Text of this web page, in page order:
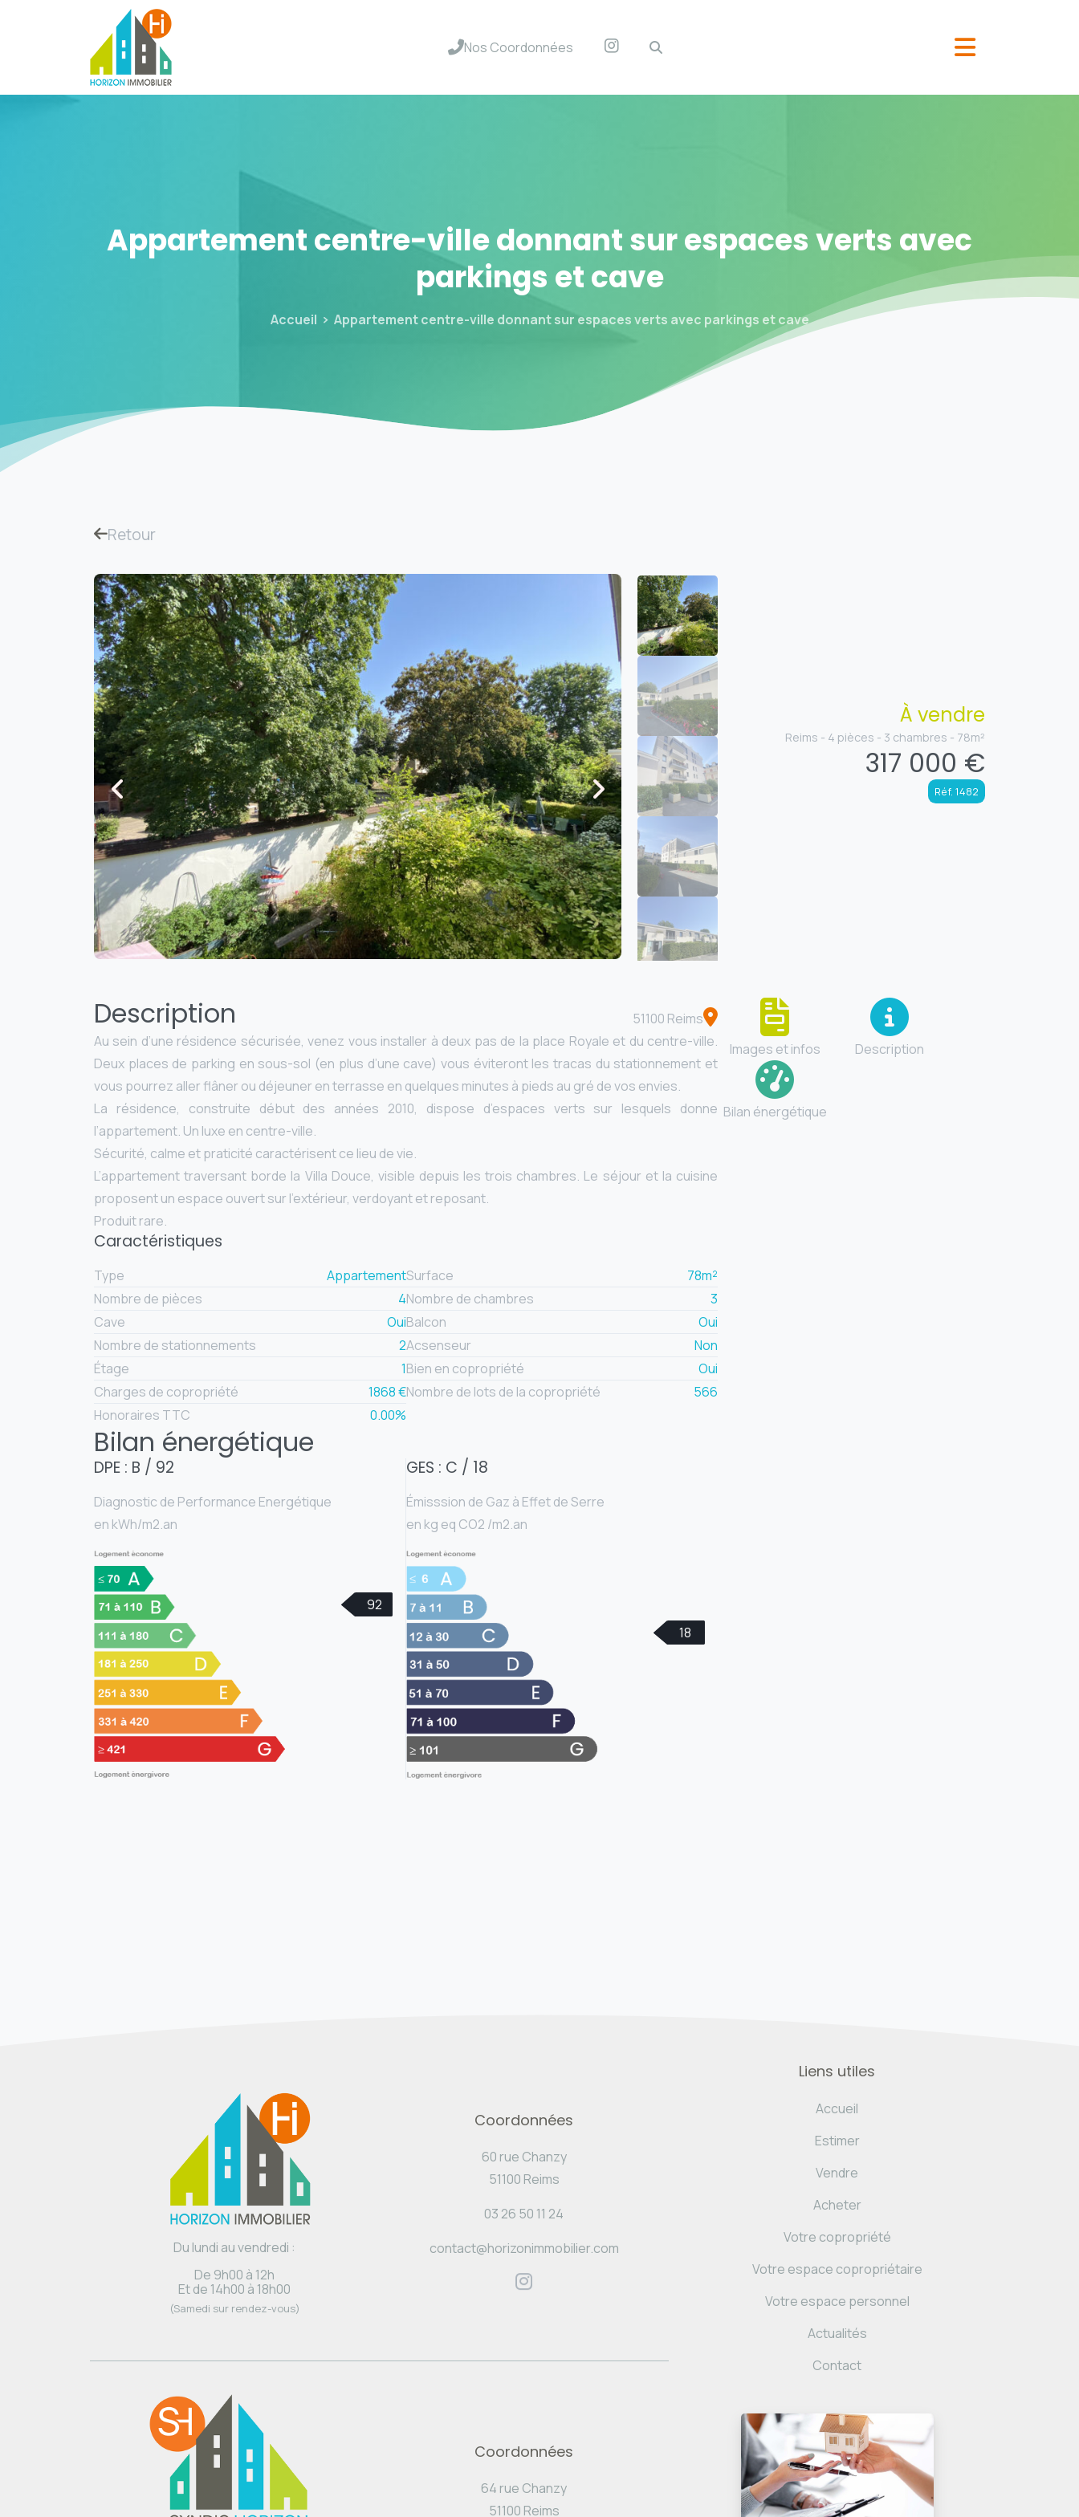
Nos Coordonnées
Appartementcentre-villedonnantsurespacesverts avec
parkings etcave
Accueil Appartement centre-ville donnant sur espaces verts avec parkings et cave
Retour
À vendre
Reims - 4 pièces - 3 chambres - 78m²
317 000 €
Réf. 1482
Description
51100 Reims
Au sein d’une résidence sécurisée, venez vous installer à deux pas de la place Royale et du centre-ville.
Deux places de parking en sous-sol (en plus d’une cave) vous éviteront les tracas du stationnement et
vous pourrez aller flâner ou déjeuner en terrasse en quelques minutes à pieds au gré de vos envies.
La résidence, construite début des années 2010, dispose d’espaces verts sur lesquels donne
l’appartement. Un luxe en centre-ville.
Sécurité, calme et praticité caractérisent ce lieu de vie.
L’appartement traversant borde la Villa Douce, visible depuis les trois chambres. Le séjour et la cuisine
proposent un espace ouvert sur l’extérieur, verdoyant et reposant.
Produit rare.
Caractéristiques
Type
Appartement
Nombre de pièces
4
Cave
Oui
Nombre de stationnements
2
Étage
1
Charges de copropriété
1868 €
Honoraires TTC
0.00%
Surface
78m²
Nombre de chambres
3
Balcon
Oui
Acsenseur
Non
Bien en copropriété
Oui
Nombre de lots de la copropriété
566
Bilan énergétique
DPE : B / 92
Diagnostic de Performance Energétique
en kWh/m2.an
92
GES : C / 18
Émisssion de Gaz à Effet de Serre
en kg eq CO2 /m2.an
18
Images et infos Description
Bilan énergétique
Du lundi au vendredi :
De 9h00 à 12h
Et de 14h00 à 18h00
(Samedi sur rendez-vous)
Coordonnées
60 rue Chanzy
51100 Reims
03 26 50 11 24
contact@horizonimmobilier.com
Coordonnées
64 rue Chanzy
51100 Reims
Liens utiles
Accueil
Estimer
Vendre
Acheter
Votre copropriété
Votre espace copropriétaire
Votre espace personnel
Actualités
Contact